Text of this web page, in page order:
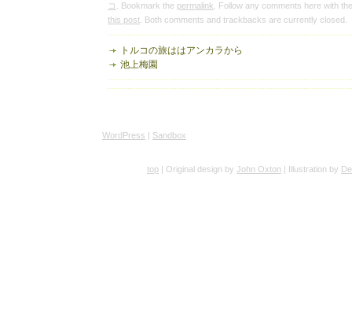
コ
. Bookmark the permalink . Follow any comments here with
this post . Both comments and trackbacks are currently closed.
トルコの旅ははアンカラから
池上梅園
WordPress Sandbox
top | Original design by John Oxton | Illustration by